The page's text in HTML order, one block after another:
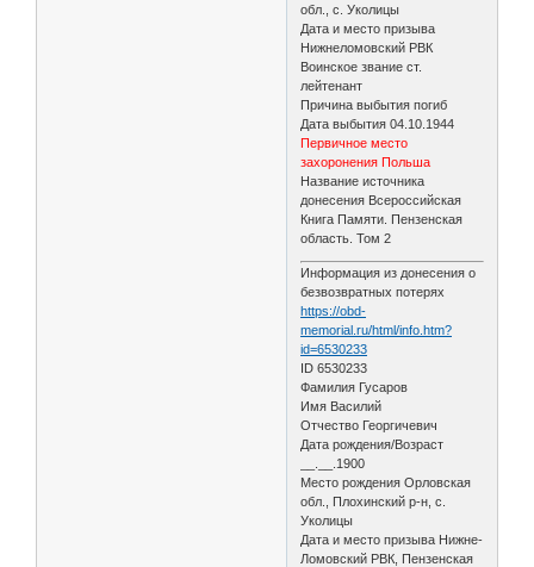
обл., с. Уколицы
Дата и место призыва
Нижнеломовский РВК
Воинское звание ст.
лейтенант
Причина выбытия погиб
Дата выбытия 04.10.1944
Первичное место
захоронения Польша
Название источника
донесения Всероссийская
Книга Памяти. Пензенская
область. Том 2
Информация из донесения о
безвозвратных потерях
https://obd-
memorial.ru/html/info.htm?
id=6530233
ID 6530233
Фамилия Гусаров
Имя Василий
Отчество Георгичевич
Дата рождения/Возраст
__.__.1900
Место рождения Орловская
обл., Плохинский р-н, с.
Уколицы
Дата и место призыва Нижне-
Ломовский РВК, Пензенская